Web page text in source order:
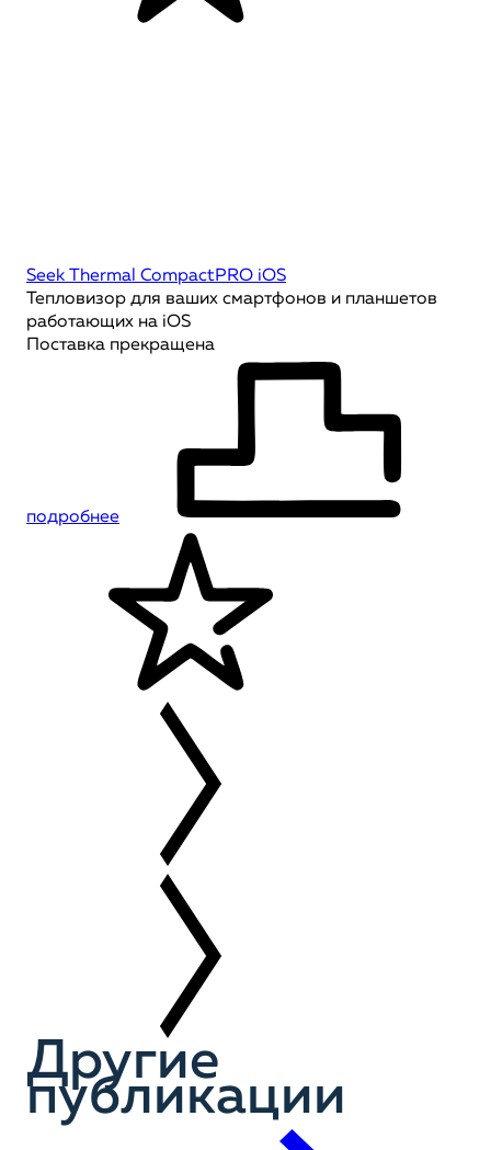
Seek Thermal CompactPRO iOS
Тепловизор для ваших смартфонов и планшетов
работающих на iOS
Поставка прекращена
подробнее
Другие
публикации